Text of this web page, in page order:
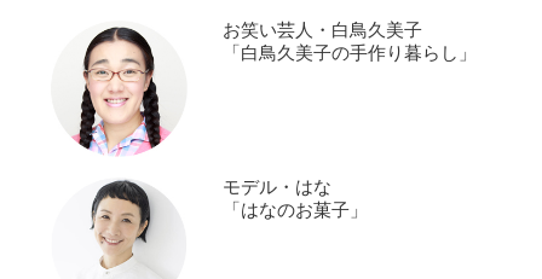
お笑い芸人・白鳥久美子
「白鳥久美子の手作り暮らし」
モデル・はな
「はなのお菓子」